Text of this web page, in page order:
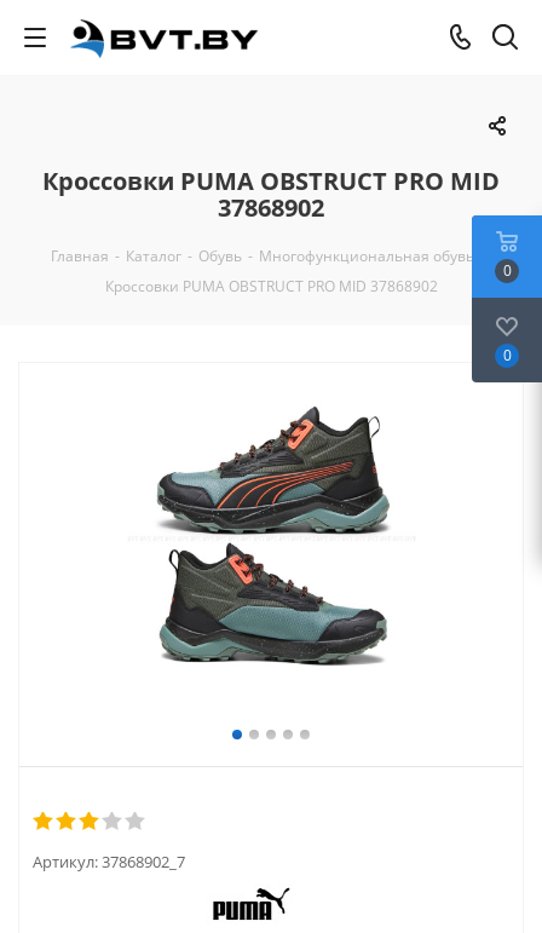
Кроссовки PUMA OBSTRUCT PRO MID
37868902
Главная - Каталог - Обувь - Многофункциональная обувь
Кроссовки PUMA OBSTRUCT PRO MID 37868902
Артикул:37868902_7
0
0